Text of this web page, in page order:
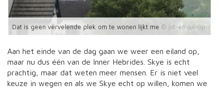
Dat is geen vervelende plek om te wonen lijkt me
Aan het einde van de dag gaan we weer een eiland op,
maar nu dus één van de Inner Hebrides. Skye is echt
prachtig, maar dat weten meer mensen. Er is niet veel
keuze in wegen en als we Skye echt op willen, komen we